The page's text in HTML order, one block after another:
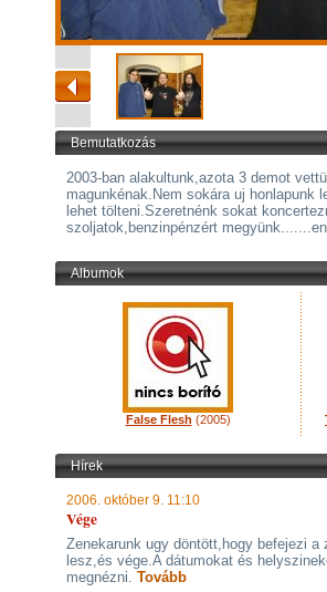
Bemutatkozás
2003-ban alakultunk,azota 3 demot
magunkénak.Nem sokára uj honlapunk
lehet tölteni.Szeretnénk sokat
szoljatok,benzinpénzért
Albumok
False Flesh (2005)
Hírek
2006. október 9. 11:10
Vége
Zenekarunk ugy döntött,hogy befejezi a
lesz,és vége.A dátumokat és
megnézni. Tovább